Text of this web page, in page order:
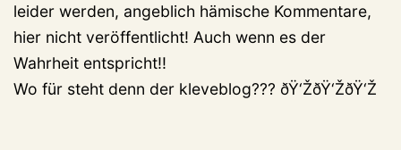
leider werden, angeblich hämische Kommentare,
hier nicht veröffentlicht! Auch wenn es der
Wahrheit entspricht!!
Wo für steht denn der kleveblog??? ðŸ‘ŽðŸ‘ŽðŸ‘Ž